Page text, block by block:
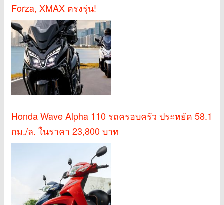
Forza, XMAX ตรงรุ่น!
Honda Wave Alpha 110 รถครอบครัว ประหยัด 58.1
กม./ล. ในราคา 23,800 บาท